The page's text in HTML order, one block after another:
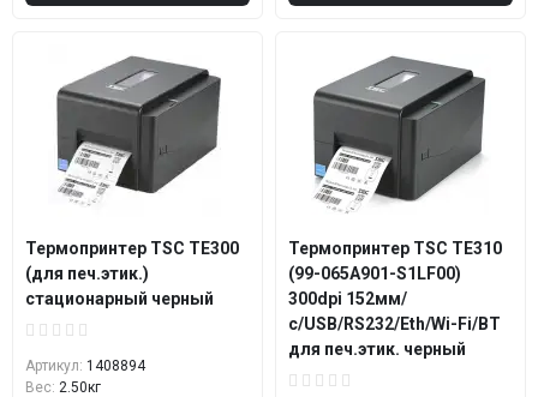
Термопринтер TSC TE300
(для печ.этик.)
стационарный черный
Артикул: 1408894
Вес: 2.50кг
Термопринтер TSC TE310
(99-065A901-S1LF00)
300dpi 152мм/
с/USB/RS232/Eth/Wi-Fi/BT
для печ.этик. черный